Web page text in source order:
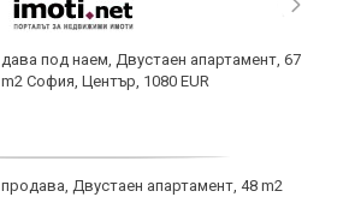
дава под наем, Двустаен апартамент, 67
m2 София, Център, 1080 EUR
продава, Двустаен апартамент, 48 m2